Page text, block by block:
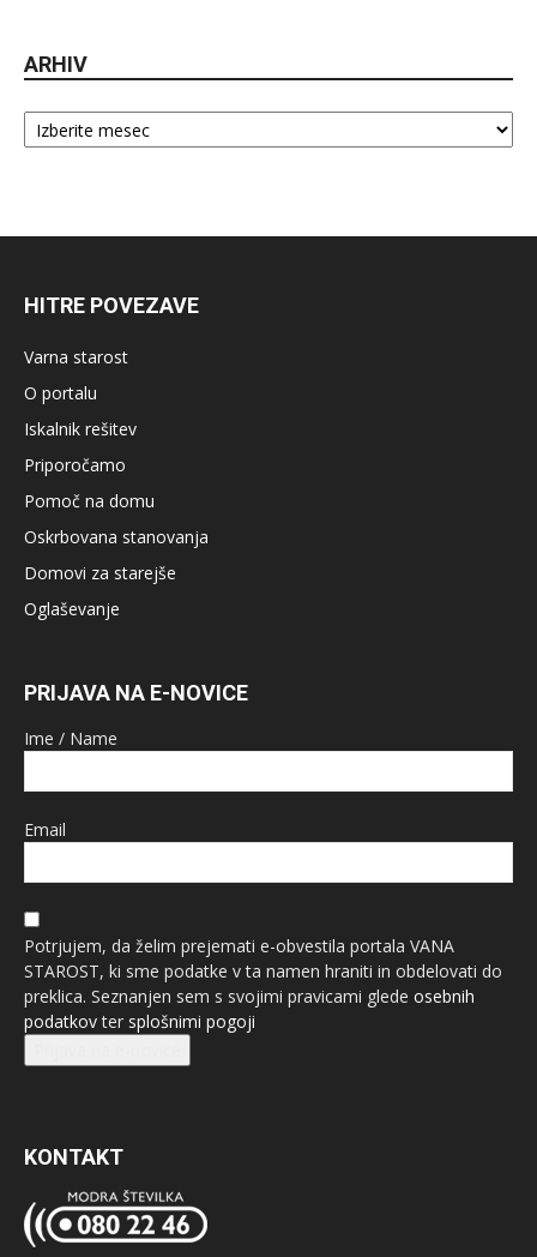
ARHIV
Arhiv
HITRE POVEZAVE
Varna starost
O portalu
Iskalnik rešitev
Priporočamo
Pomoč na domu
Oskrbovana stanovanja
Domovi za starejše
Oglaševanje
PRIJAVA NA E-NOVICE
Ime / Name
Email
Potrjujem, da želim prejemati e-obvestila portala VANA
STAROST, ki sme podatke v ta namen hraniti in obdelovati do
preklica. Seznanjen sem s svojimi pravicami glede osebnih
podatkovter splošnimi pogoji
KONTAKT